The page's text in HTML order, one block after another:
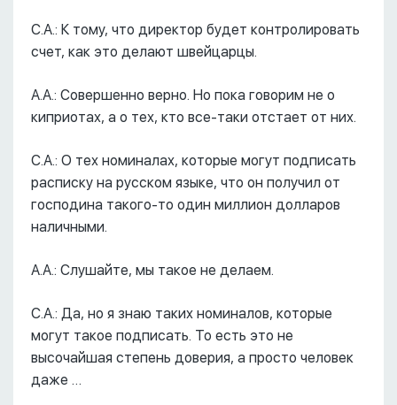
С.А.: К тому, что директор будет контролировать
счет, как это делают швейцарцы.
А.А.: Совершенно верно. Но пока говорим не о
киприотах, а о тех, кто все-таки отстает от них.
С.А.: О тех номиналах, которые могут подписать
расписку на русском языке, что он получил от
господина такого-то один миллион долларов
наличными.
А.А.: Слушайте, мы такое не делаем.
С.А.: Да, но я знаю таких номиналов, которые
могут такое подписать. То есть это не
высочайшая степень доверия, а просто человек
даже …